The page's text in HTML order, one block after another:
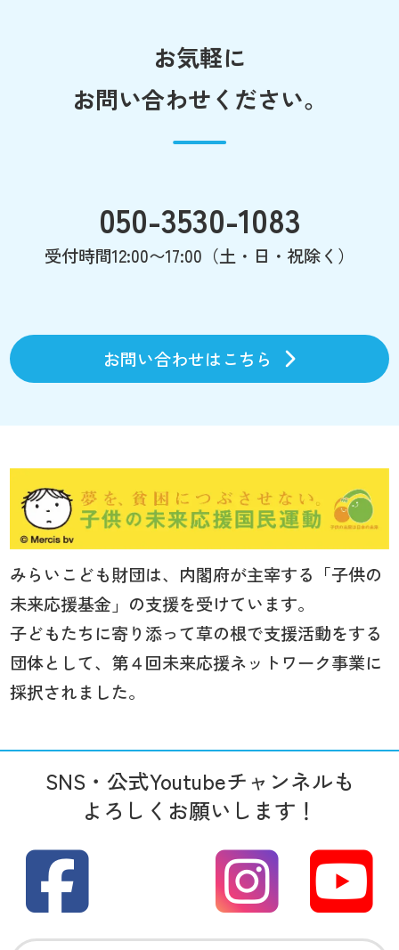
お気軽に
お問い合わせください。
050-3530-1083
受付時間12:00〜17:00（土・日・祝除く）
お問い合わせはこちら
みらいこども財団は、内閣府が主宰する「子供の
未来応援基金」の支援を受けています。
子どもたちに寄り添って草の根で支援活動をする
団体として、第４回未来応援ネットワーク事業に
採択されました。
SNS・公式Youtubeチャンネルも
よろしくお願いします！